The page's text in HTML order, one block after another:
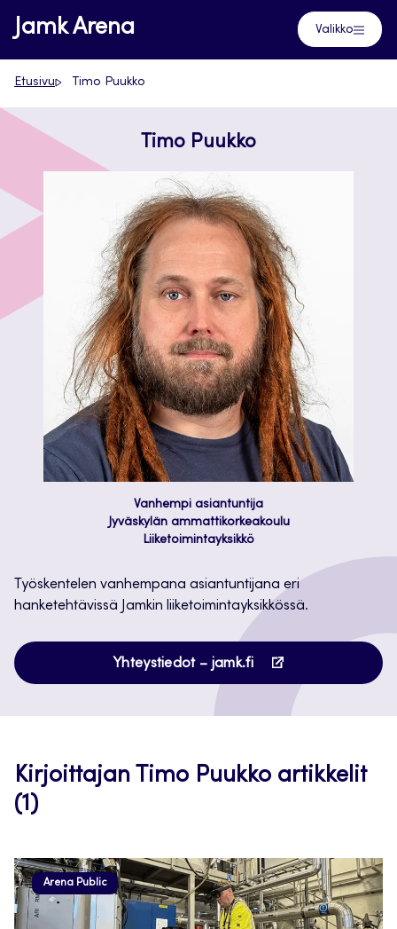
Siirry
suoraan
sisältöön
Jamk Arena Valikko
Etusivu Timo Puukko
Timo Puukko
Vanhempi asiantuntija
Jyväskylän ammattikorkeakoulu
Liiketoimintayksikkö
Työskentelen vanhempana asiantuntijana eri
hanketehtävissä Jamkin liiketoimintayksikkössä.
Yhteystiedot – jamk.fi
Avautuu
uuteen
välilehteen
Kirjoittajan Timo Puukko artikkelit
(1)
Arena Public